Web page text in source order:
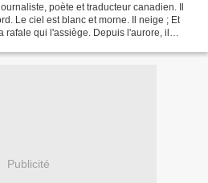
poète et traducteur canadien. Il
Le ciel est blanc et morne. Il neige ; Et
rafale qui l'assiège. Depuis l'aurore, il
Publicité